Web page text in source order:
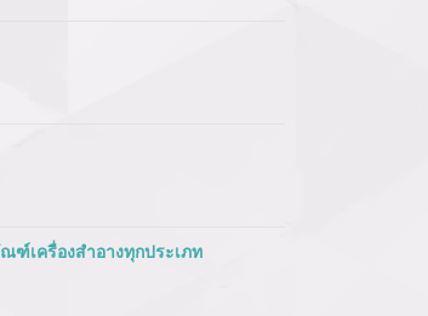
เครื่องสำอางทุกประเภท